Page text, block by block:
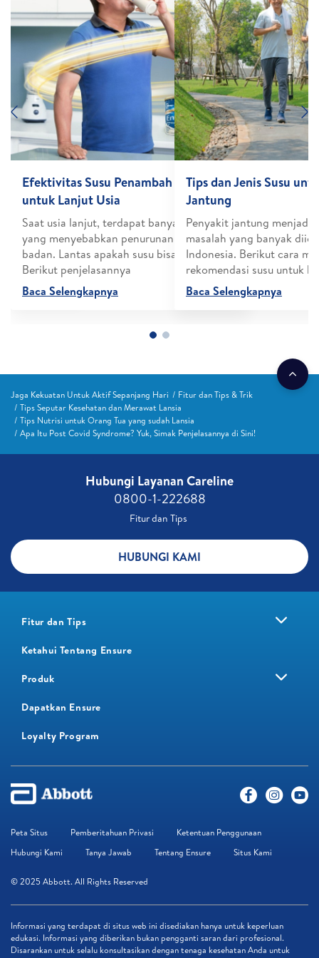
Previous
Setelah
Ini dia
Efektivitas Susu Penambah Berat Badan
untuk Lanjut Usia
Saat usia lanjut, terdapat banyak faktor
yang menyebabkan penurunan berat
badan. Lantas apakah susu bisa jadi solusi?
Berikut penjelasannya
Baca Selengkapnya
Tips dan Jenis Susu
Jantung
Penyakit jantung menjadi
masalah yang banyak
Indonesia. Berikut cara
rekomendasi susu untuk
Baca Selengkapnya
Jaga Kekuatan Untuk Aktif Sepanjang Hari
Fitur dan Tips & Trik
Tips Seputar Kesehatan dan Merawat Lansia
Tips Nutrisi untuk Orang Tua yang sudah Lansia
Apa Itu Post Covid Syndrome? Yuk, Simak Penjelasannya di Sini!
Hubungi Layanan Careline​
0800-1-222688​
Fitur dan Tips ​
HUBUNGI KAMI
Fitur dan Tips
Ketahui Tentang Ensure
Produk
Dapatkan Ensure
Loyalty Program​
Peta Situs Pemberitahuan Privasi
Ketentuan Penggunaan
Hubungi Kami
Tanya Jawab Tentang Ensure Situs Kami
© 2025 Abbott. All Rights Reserved
Informasi yang terdapat di situs web ini disediakan hanya untuk keperluan
edukasi. Informasi yang diberikan bukan pengganti saran dari profesional.
Disarankan untuk selalu konsultasikan dengan tenaga kesehatan Anda untuk